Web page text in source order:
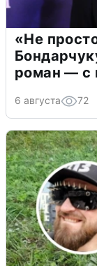
«Не
роман — с
6 августа 72